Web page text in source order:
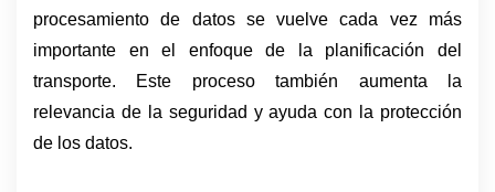
procesamiento de datos se vuelve cada vez más
importante en el enfoque de la planificación del
transporte. Este proceso también aumenta la
relevancia de la seguridad y ayuda con la protección
de los datos.